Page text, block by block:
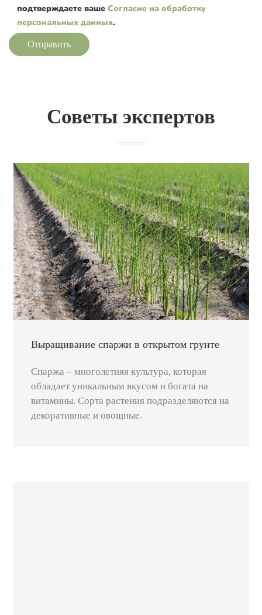
подтверждаете ваше Согласие на обработку
персональных данных.
Отправить
Советы экспертов
Выращивание спаржи в открытом грунте
Спаржа – многолетняя культура, которая
обладает уникальным вкусом и богата на
витамины. Сорта растения подразделяются на
декоративные и овощные.